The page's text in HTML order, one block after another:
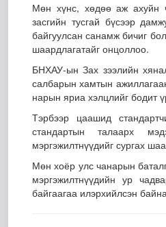
Мөн хүнс, хөдөө аж ахуйн
засгийн тусгай бүсээр
байгуулсан санамж бичиг
шаардлагатайг онцоллоо.
БНХАУ-ын Зах зээлийн
салбарын хамтын
нарын яриа хэлцлийг бодит
Тэрбээр цаашид
стандартын талаарх
мэргэжилтнүүдийг сургах
Мөн хоёр улс чанарын
мэргэжилтнүүдийн ур
байгаагаа илэрхийлсэн